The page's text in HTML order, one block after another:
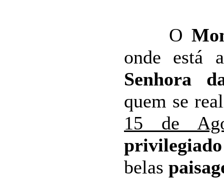
O
onde está
Senhora
quem se
15 de
privilegiado
belas